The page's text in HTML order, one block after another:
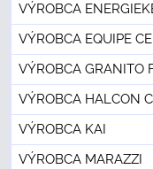
VÝROBCA
VÝROBCA EQUIPE
VÝROBCA GRANITO
VÝROBCA HALCON
VÝROBCA KAI
VÝROBCA MARAZZI